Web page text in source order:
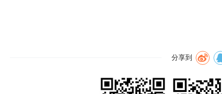
分享到